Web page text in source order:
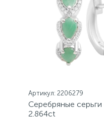
Артикул: 2206279
Серебряные
2.864ct